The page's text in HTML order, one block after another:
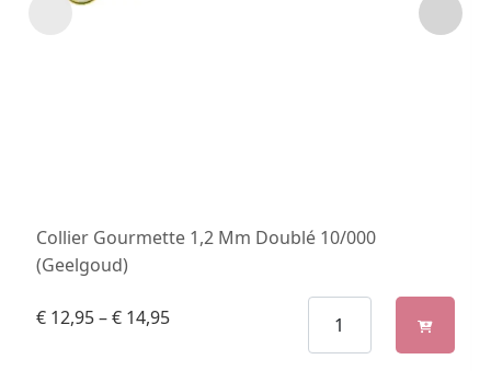
Collier Gourmette 1,2 Mm Doublé 10/000
(Geelgoud)
€ 12,95–€ 14,95